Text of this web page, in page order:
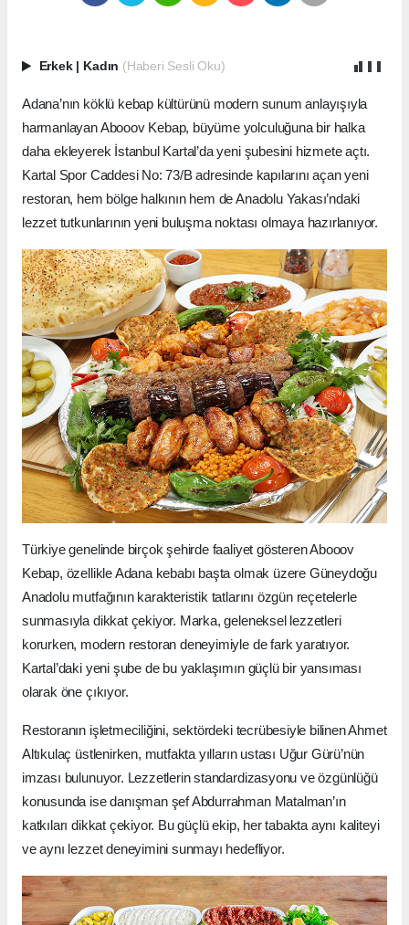
Erkek | Kadın (Haberi Sesli Oku)
Adana’nın köklü kebap kültürünü modern sunum anlayışıyla
harmanlayan Abooov Kebap, büyüme yolculuğuna bir halka
daha ekleyerek İstanbul Kartal’da yeni şubesini hizmete açtı.
Kartal Spor Caddesi No: 73/B adresinde kapılarını açan yeni
restoran, hem bölge halkının hem de Anadolu Yakası’ndaki
lezzet tutkunlarının yeni buluşma noktası olmaya hazırlanıyor.
Türkiye genelinde birçok şehirde faaliyet gösteren Abooov
Kebap, özellikle Adana kebabı başta olmak üzere Güneydoğu
Anadolu mutfağının karakteristik tatlarını özgün reçetelerle
sunmasıyla dikkat çekiyor. Marka, geleneksel lezzetleri
korurken, modern restoran deneyimiyle de fark yaratıyor.
Kartal’daki yeni şube de bu yaklaşımın güçlü bir yansıması
olarak öne çıkıyor.
Restoranın işletmeciliğini, sektördeki tecrübesiyle bilinen Ahmet
Altıkulaç üstlenirken, mutfakta yılların ustası Uğur Gürü’nün
imzası bulunuyor. Lezzetlerin standardizasyonu ve özgünlüğü
konusunda ise danışman şef Abdurrahman Matalman’ın
katkıları dikkat çekiyor. Bu güçlü ekip, her tabakta aynı kaliteyi
ve aynı lezzet deneyimini sunmayı hedefliyor.